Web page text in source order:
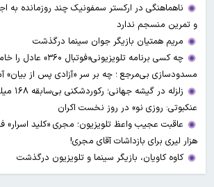
ناهماهنگی در ارکستر سمفونیک چند روزمانده به
و تمرین منسجم ندارد
مریم همتیان بازیگر جوان سینما درگذشت
چه کسی برنامه
مسدودسازی بی‌مرجع ؛ چه بر سر «آزادی پس از بیان»
زلزله
عنکبوتی: روزی نو» در روز نخست اکران
هزار لیری برای بازداشات آقای مجری!
کاوه کاویان، بازیگر سینما و تلویزیون درگذشت